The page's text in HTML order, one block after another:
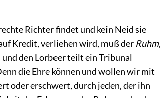
Richter findet und kein Neid sie
Kredit, verliehen wird, muß der Ruhm,
den Lorbeer teilt ein Tribunal
die Ehre können und wollen wir mit
oder erschwert, durch jeden, der ihn